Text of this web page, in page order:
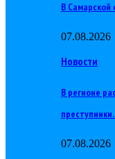
В Самарской
07.08.2026
Новости
В регионе
07.08.2026